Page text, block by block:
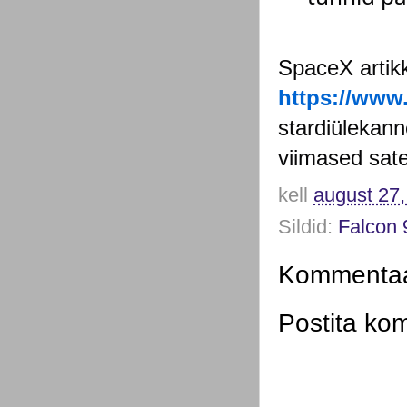
SpaceX
https://
viimased
kell august
Sildid: Falcon
Postita